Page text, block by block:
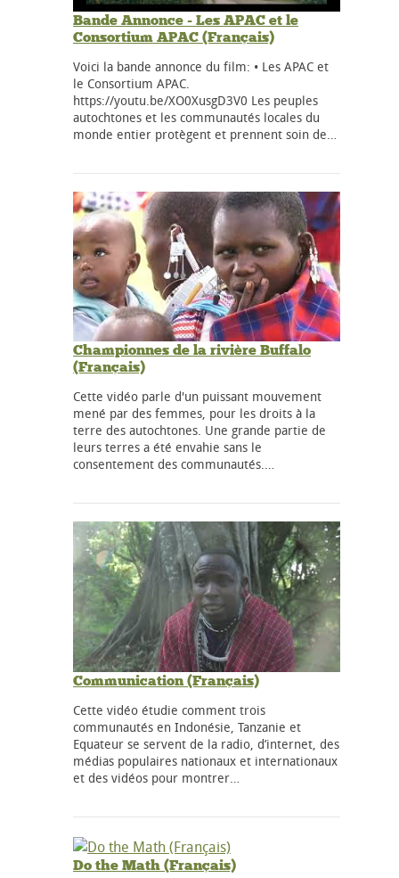
Bande Annonce - Les APAC et le
Consortium APAC (Français)
Voici la bande annonce du film: • Les APAC et
le Consortium APAC.
https://youtu.be/XO0XusgD3V0 Les peuples
autochtones et les communautés locales du
monde entier protègent et prennent soin de…
Championnes de la rivière Buffalo
(Français)
Cette vidéo parle d'un puissant mouvement
mené par des femmes, pour les droits à la
terre des autochtones. Une grande partie de
leurs terres a été envahie sans le
consentement des communautés.…
Communication (Français)
Cette vidéo étudie comment trois
communautés en Indonésie, Tanzanie et
Equateur se servent de la radio, d’internet, des
médias populaires nationaux et internationaux
et des vidéos pour montrer…
Do the Math (Français)